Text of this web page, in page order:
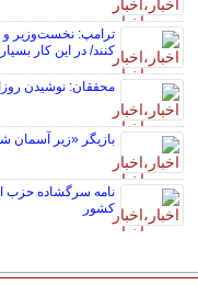
ترامپ: نخست‌وزیر و
کنند/ در این کار
محققان: نوشیدن روزانه ۲ فنجان قهوه می‌تواند ریسک ابتلا به اختلالات
بازیگر «زیر
نامه سرگشاده حزب
کشور